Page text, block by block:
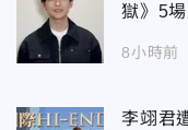
獄》5
8小時前
李翊君